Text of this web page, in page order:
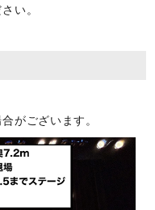
い。
がございます。